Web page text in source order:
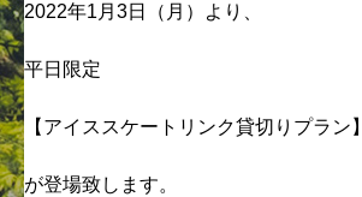
2022年1月3日（月）より、
平日限定
【アイススケートリンク貸切りプラン】
が登場致します。